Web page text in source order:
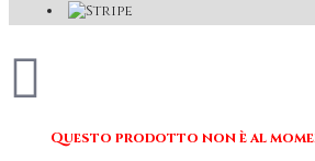
Questo prodotto non è al